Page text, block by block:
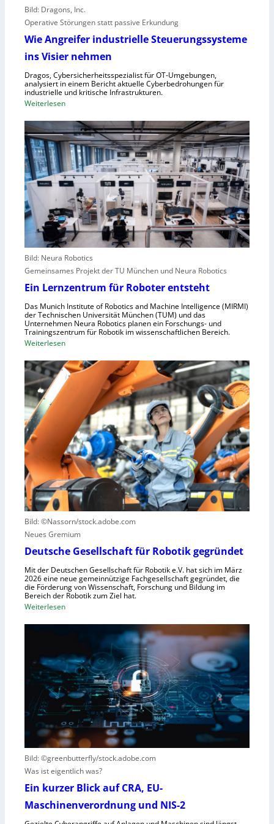
o
r
ü
r
e
n
t
r
a
l
e
u
r
o
p
a
e
i
r
n
,
w
a
c
h
s
e
l
l
e
c
h
n
e
l
e
r
u
n
u
t
z
e
n
Bild: Dragons, Inc.
Operative Störungen statt passive Erkundung
Wie Angreifer industrielle Steuerungssysteme
ins Visier nehmen
Dragos, Cybersicherheitsspezialist für OT-Umgebungen,
analysiert in einem Bericht aktuelle Cyberbedrohungen für
industrielle und kritische Infrastrukturen.
Weiterlesen:
e
A
n
g
e
i
f
e
r
i
u
s
t
r
i
e
l
e
u
e
r
u
n
g
s
s
y
s
t
e
n
s
V
s
i
e
r
n
e
h
e
Bild: Neura Robotics
Gemeinsames Projekt der TU München und Neura Robotics
Ein Lernzentrum für Roboter entsteht
Das Munich Institute of Robotics and Machine Intelligence (MIRMI)
der Technischen Universität München (TUM) und das
Unternehmen Neura Robotics planen ein Forschungs- und
Trainingszentrum für Robotik im wissenschaftlichen Bereich.
Weiterlesen:
i
n
z
e
n
t
r
u
m
f
ü
R
o
b
o
t
e
n
t
s
t
e
h
Bild: ©Nassorn/stock.adobe.com
Neues Gremium
Deutsche Gesellschaft für Robotik gegründet
Mit der Deutschen Gesellschaft für Robotik e.V. hat sich im März
2026 eine neue gemeinnützige Fachgesellschaft gegründet, die
die Förderung von Wissenschaft, Forschung und Bildung im
Bereich der Robotik zum Ziel hat.
Weiterlesen:
t
s
c
h
e
G
e
s
e
l
l
c
Bild: ©greenbutterfly/stock.adobe.com
Was ist eigentlich was?
Ein kurzer Blick auf CRA, EU-
Maschinenverordnung und NIS-2